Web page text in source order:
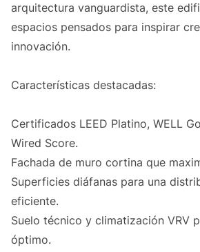
arquitectura vanguardista, este
espacios pensados para inspirar
innovación.
Características destacadas:
Certificados LEED Platino, WELL
Wired Score.
Fachada de muro cortina que
Superficies diáfanas para una
eficiente.
Suelo técnico y climatización VRV
óptimo.